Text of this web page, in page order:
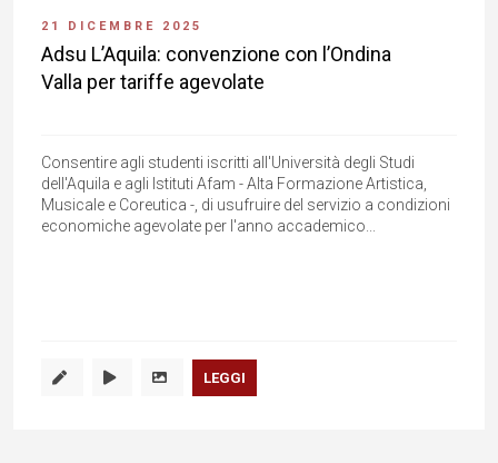
21 DICEMBRE 2025
Adsu L’Aquila: convenzione con l’Ondina
Valla per tariffe agevolate
Consentire agli studenti iscritti all'Università degli Studi
dell'Aquila e agli Istituti Afam - Alta Formazione Artistica,
Musicale e Coreutica -, di usufruire del servizio a condizioni
economiche agevolate per l'anno accademico...
LEGGI